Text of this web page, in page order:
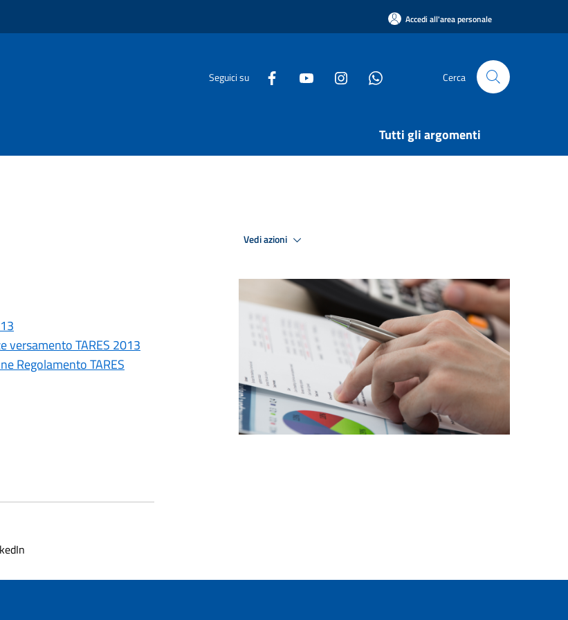
Accedi all'area personale
Seguici su Cerca
Tutti gli argomenti
versamento TARES 2013
Regolamento TARES
Vedi azioni